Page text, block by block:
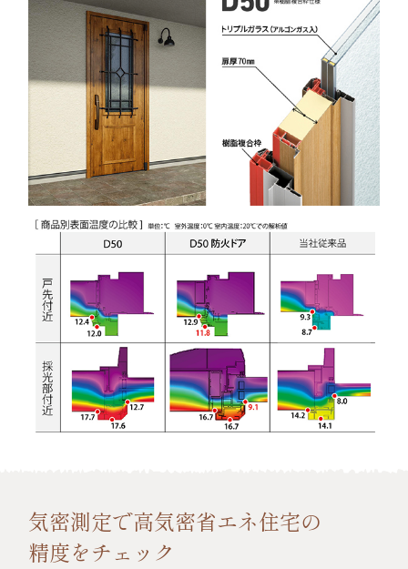
気密測定で高気密省エネ住宅の
精度をチェック